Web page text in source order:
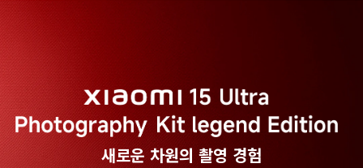
새로운 차원의 촬영 경험